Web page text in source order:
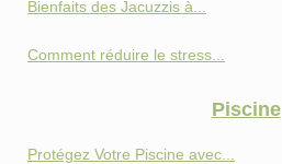
Bienfaits des Jacuzzis à...
Comment réduire le stress...
Piscine
Protégez Votre Piscine avec...